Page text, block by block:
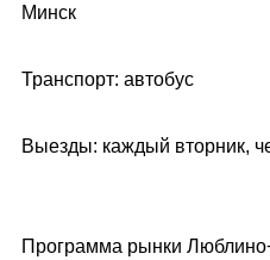
Минск
Транспорт: автобус
Выезды: каждый вторник,
Программа рынки